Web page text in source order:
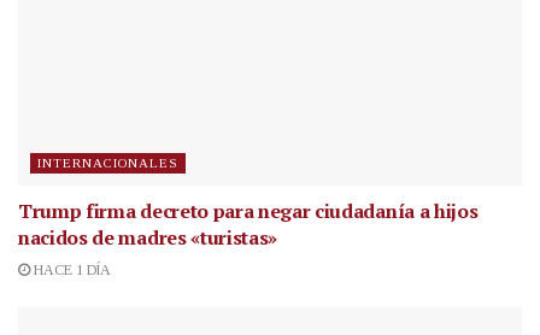
INTERNACIONALES
Trump firma decreto para negar ciudadanía a hijos
nacidos de madres «turistas»
HACE 1 DÍA